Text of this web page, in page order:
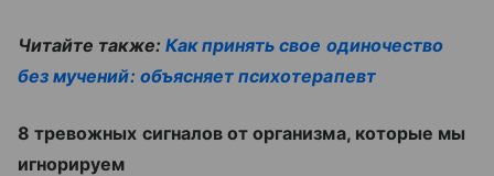
Читайте также: Как принять свое одиночество
без мучений: объясняет психотерапевт
8 тревожных сигналов от организма, которые мы
игнорируем